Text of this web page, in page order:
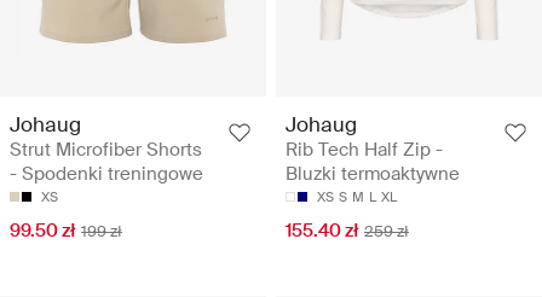
Johaug
Strut Microfiber Shorts
- Spodenki treningowe
XS
99.50 zł 199 zł
Johaug
Rib Tech Half Zip -
Bluzki termoaktywne
XS S M L XL
155.40 zł 259 zł